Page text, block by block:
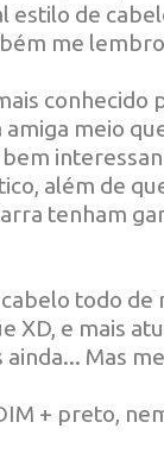
estilo de
me
conhecido
meio
além de
tenham
todo de
XD, e mais
ainda... Mas
+ preto,